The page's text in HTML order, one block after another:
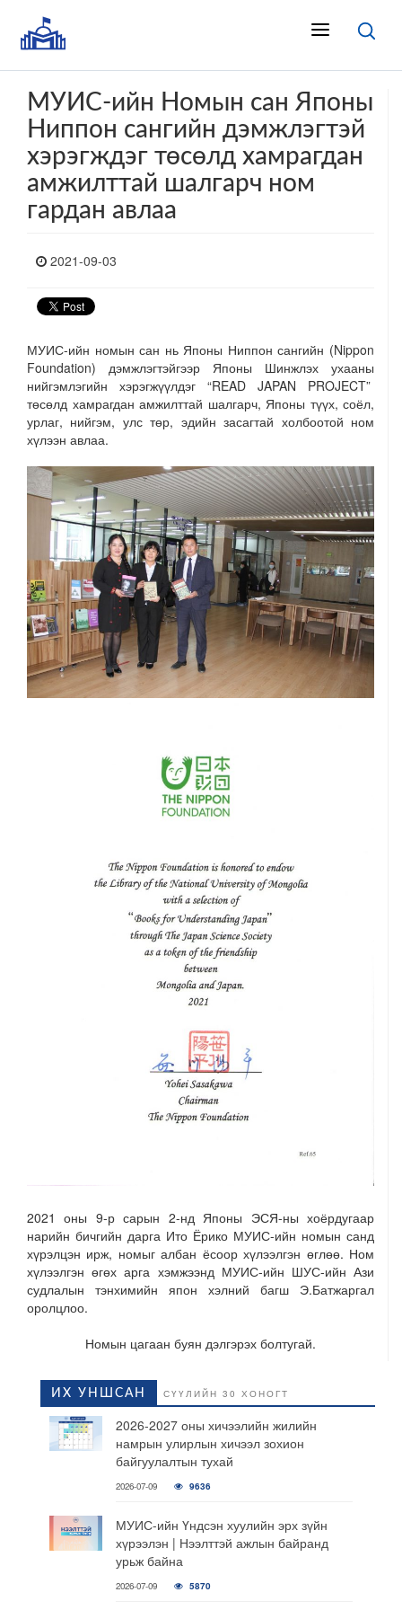
МУИС-ийн Номын сан Японы
Ниппон сангийн дэмжлэгтэй
хэрэгждэг төсөлд хамрагдан
амжилттай шалгарч ном
гардан авлаа
2021-09-03
МУИС-ийн номын сан нь Японы Ниппон сангийн (Nippon
Foundation) дэмжлэгтэйгээр Японы Шинжлэх ухааны
нийгэмлэгийн хэрэгжүүлдэг “READ JAPAN PROJECT”
төсөлд хамрагдан амжилттай шалгарч, Японы түүх, соёл,
урлаг, нийгэм, улс төр, эдийн засагтай холбоотой ном
хүлээн авлаа.
2021 оны 9-р сарын 2-нд Японы ЭСЯ-ны хоёрдугаар
нарийн бичгийн дарга Ито Ёрико МУИС-ийн номын санд
хүрэлцэн ирж, номыг албан ёсоор хүлээлгэн өглөө. Ном
хүлээлгэн өгөх арга хэмжээнд МУИС-ийн ШУС-ийн Ази
судлалын тэнхимийн япон хэлний багш Э.Батжаргал
оролцлоо.
Номын цагаан буян дэлгэрэх болтугай.
ИХ УНШСАН СҮҮЛИЙН 30 ХОНОГТ
2026-2027 оны хичээлийн жилийн
намрын улирлын хичээл зохион
байгуулалтын тухай
2026-07-09 9636
МУИС-ийн Үндсэн хуулийн эрх зүйн
хүрээлэн | Нээлттэй ажлын байранд
урьж байна
2026-07-09 5870